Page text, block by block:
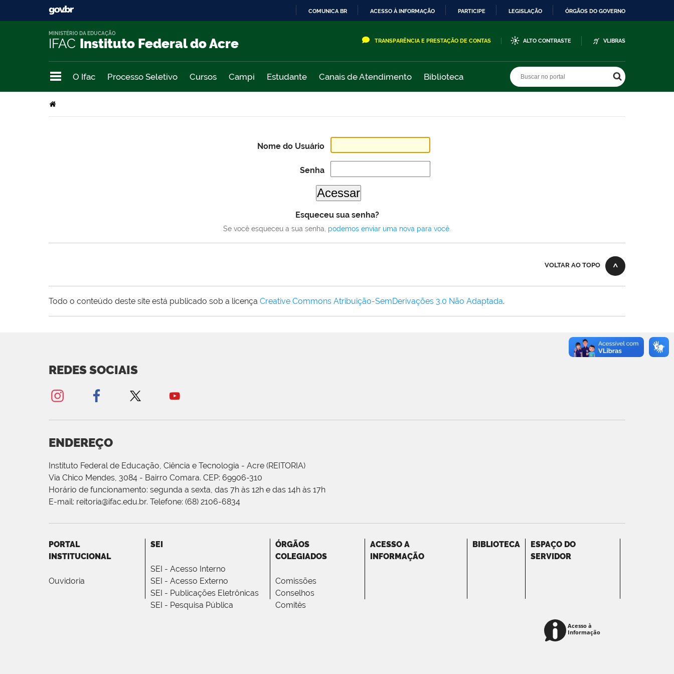
COMUNICA BR ACESSO À INFORMAÇÃO PARTICIPE LEGISLAÇÃO ÓRGÃOS DO GOVERNO
IFAC Instituto Federal do Acre
MINISTÉRIO DA EDUCAÇÃO
TRANSPARÊNCIA E PRESTAÇÃO DE CONTAS ALTO CONTRASTE VLIBRAS
O Ifac Processo Seletivo Cursos Campi Estudante Canais de Atendimento Biblioteca
Nome do Usuário
Senha
Esqueceu sua senha?
Se você esqueceu a sua senha, podemos enviar uma nova para você
VOLTAR AO TOPO
Todo o conteúdo deste site está publicado sob a licença Creative Commons Atribuição-SemDerivações 3.0 Não Adaptada.
REDES SOCIAIS
ENDEREÇO
Instituto Federal de Educação, Ciência e Tecnologia - Acre (REITORIA)
Via Chico Mendes, 3084 - Bairro Comara. CEP: 69906-310
Horário de funcionamento: segunda a sexta, das 7h às 12h e das 14h às 17h
E-mail: reitoria@ifac.edu.br. Telefone: (68) 2106-6834
PORTAL
INSTITUCIONAL
Ouvidoria
SEI
SEI - Acesso Interno
SEI - Acesso Externo
SEI - Publicações Eletrônicas
SEI - Pesquisa Pública
ÓRGÃOS
COLEGIADOS
Comissões
Conselhos
Comitês
ACESSO A
INFORMAÇÃO
BIBLIOTECA
ESPAÇO DO
SERVIDOR